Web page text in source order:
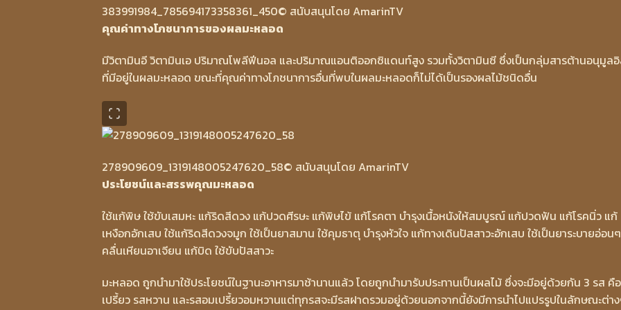
383991984_785694173358361_450© สนับสนุนโดย AmarinTV
คุณค่าทางโภชนาการของผลมะหลอด
มีวิตามินอี วิตามินเอ ปริมาณโพลีฟีนอล และปริมาณแอนติออกซิแดนท์สูง รวมทั้งวิตามินซี ซึ่งเป็นกลุ่มสารต้านอนุมูลอิ
ที่มีอยู่ในผลมะหลอด ขณะที่คุณค่าทางโภชนาการอื่นที่พบในผลมะหลอดก็ไม่ได้เป็นรองผลไม้ชนิดอื่น
278909609_1319148005247620_58© สนับสนุนโดย AmarinTV
ประโยชน์และสรรพคุณมะหลอด
ใช้แก้พิษ ใช้ขับเสมหะ แก้ริดสีดวง แก้ปวดศีรษะ แก้พิษไข้ แก้โรคตา บำรุงเนื้อหนังให้สมบูรณ์ แก้ปวดฟัน แก้โรคนิ่ว แก้
เหงือกอักเสบ ใช้แก้ริดสีดวงจมูก ใช้เป็นยาสมาน ใช้คุมธาตุ บำรุงหัวใจ แก้ทางเดินปัสสาวะอักเสบ ใช้เป็นยาระบายอ่อน
คลื่นเหียนอาเจียน แก้บิด ใช้ขับปัสสาวะ
มะหลอด ถูกนำมาใช้ประโยชน์ในฐานะอาหารมาช้านานแล้ว โดยถูกนำมารับประทานเป็นผลไม้ ซึ่งจะมีอยู่ด้วยกัน 3 รส คื
เปรี้ยว รสหวาน และรสอมเปรี้ยวอมหวานแต่ทุกรสจะมีรสฝาดรวมอยู่ด้วยนอกจากนี้ยังมีการนำไปแปรรูปในลักษณะต่า